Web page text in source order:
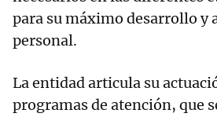
para su máximo desarrollo y
personal.
La entidad articula su
programas de atención, que